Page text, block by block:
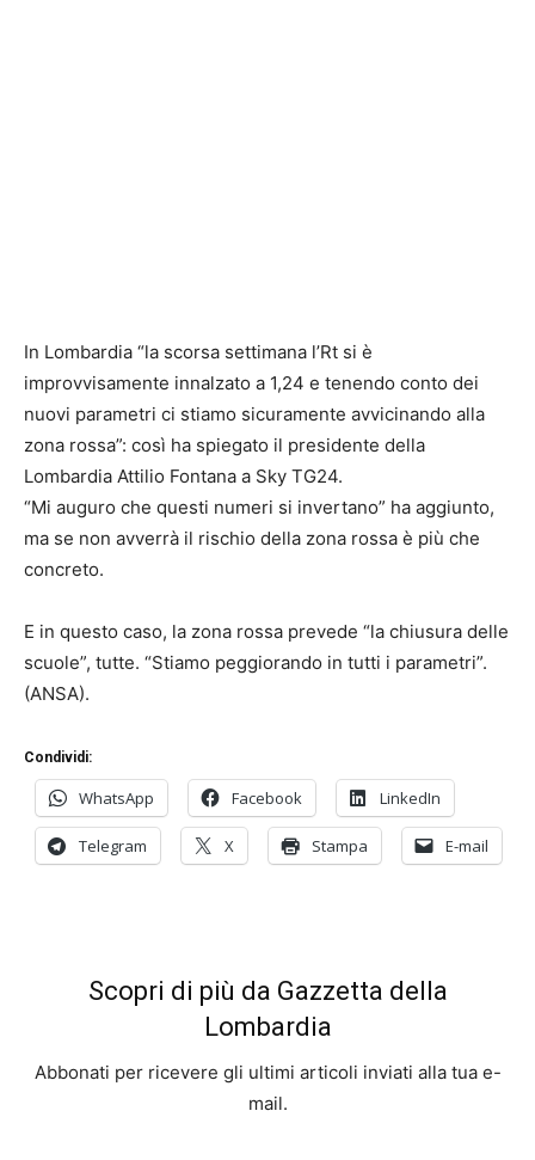
In Lombardia “la scorsa settimana l’Rt si è
improvvisamente innalzato a 1,24 e tenendo conto dei
nuovi parametri ci stiamo sicuramente avvicinando alla
zona rossa”: così ha spiegato il presidente della
Lombardia Attilio Fontana a Sky TG24.
“Mi auguro che questi numeri si invertano” ha aggiunto,
ma se non avverrà il rischio della zona rossa è più che
concreto.
E in questo caso, la zona rossa prevede “la chiusura delle
scuole”, tutte. “Stiamo peggiorando in tutti i parametri”.
(ANSA).
Condividi:
WhatsApp Facebook LinkedIn
Telegram X Stampa E-mail
Scopri di più da Gazzetta della
Lombardia
Abbonati per ricevere gli ultimi articoli inviati alla tua e-
mail.